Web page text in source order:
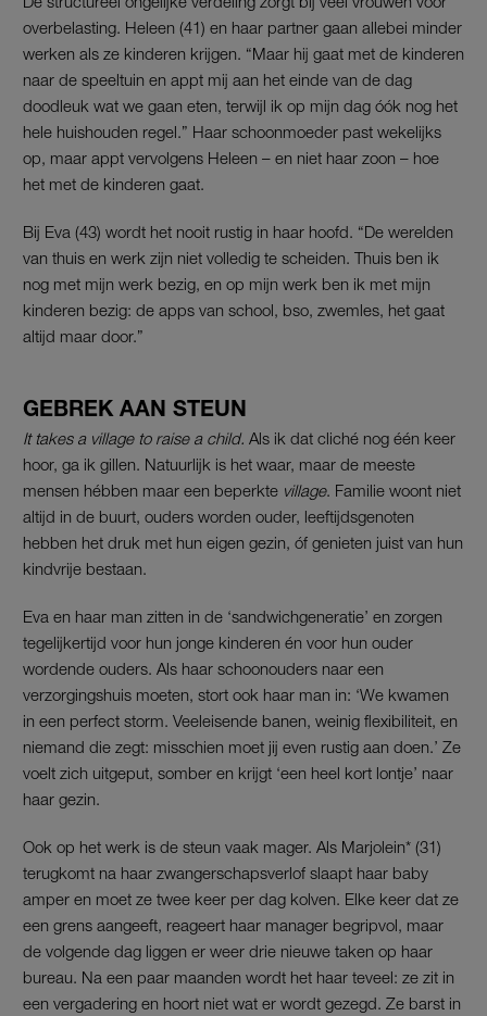
overbelasting. Heleen (41) en haar partner gaan allebei minder
werken als ze kinderen krijgen. “Maar hij gaat met de kinderen
naar de speeltuin en appt mij aan het einde van de dag
doodleuk wat we gaan eten, terwijl ik op mijn dag óók nog het
hele huishouden regel.” Haar schoonmoeder past wekelijks
op, maar appt vervolgens Heleen – en niet haar zoon – hoe
het met de kinderen gaat.
Bij Eva (43) wordt het nooit rustig in haar hoofd. “De werelden
van thuis en werk zijn niet volledig te scheiden. Thuis ben ik
nog met mijn werk bezig, en op mijn werk ben ik met mijn
kinderen bezig: de apps van school, bso, zwemles, het gaat
altijd maar door.”
GEBREK AAN STEUN
It takes a village to raise a child. Als ik dat cliché nog één keer
hoor, ga ik gillen. Natuurlijk is het waar, maar de meeste
mensen hébben maar een beperkte village. Familie woont niet
altijd in de buurt, ouders worden ouder, leeftijdsgenoten
hebben het druk met hun eigen gezin, óf genieten juist van hun
kindvrije bestaan.
Eva en haar man zitten in de ‘sandwichgeneratie’ en zorgen
tegelijkertijd voor hun jonge kinderen én voor hun ouder
wordende ouders. Als haar schoonouders naar een
verzorgingshuis moeten, stort ook haar man in: ‘We kwamen
in een perfect storm. Veeleisende banen, weinig flexibiliteit, en
niemand die zegt: misschien moet jij even rustig aan doen.’ Ze
voelt zich uitgeput, somber en krijgt ‘een heel kort lontje’ naar
haar gezin.
Ook op het werk is de steun vaak mager. Als Marjolein* (31)
terugkomt na haar zwangerschapsverlof slaapt haar baby
amper en moet ze twee keer per dag kolven. Elke keer dat ze
een grens aangeeft, reageert haar manager begripvol, maar
de volgende dag liggen er weer drie nieuwe taken op haar
bureau. Na een paar maanden wordt het haar teveel: ze zit in
een vergadering en hoort niet wat er wordt gezegd. Ze barst in